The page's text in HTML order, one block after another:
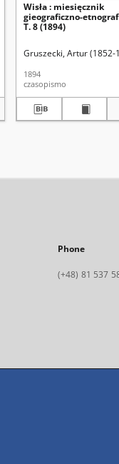
Wisła : miesięcznik
gieograficzno-
T. 8 (1894)
Gruszecki, Artur (1852-
1894
czasopismo
Phone
(+48) 81 537